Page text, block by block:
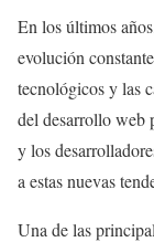
En los últimos
evolución
tecnológicos y las
del desarrollo web
y los
a estas nuevas
Una de las